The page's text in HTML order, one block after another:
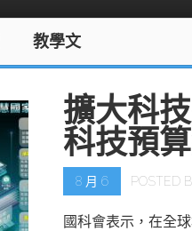
教學文
擴大科
科技預
8 月 6 POSTED
國科會表示，在全